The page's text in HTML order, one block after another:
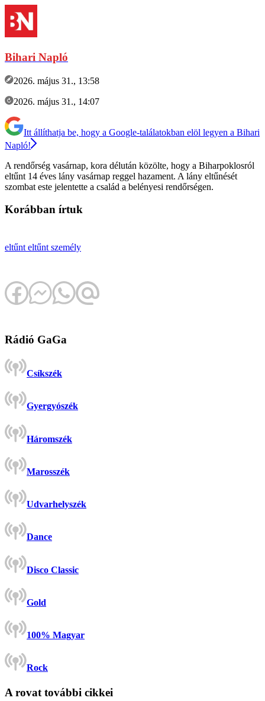
Bihari Napló
2026. május 31., 13:58
2026. május 31., 14:07
Itt állíthatja be, hogy a Google-találatokban elöl legyen a Bihari
Napló!
A rendőrség vasárnap, kora délután közölte, hogy a Biharpoklosról
eltűnt 14 éves lány vasárnap reggel hazament. A lány eltűnését
szombat este jelentette a család a belényesi rendőrségen.
Korábban írtuk
eltűnt eltűnt személy
Rádió GaGa
Csíkszék
Gyergyószék
Háromszék
Marosszék
Udvarhelyszék
Dance
Disco Classic
Gold
100% Magyar
Rock
A rovat további cikkei